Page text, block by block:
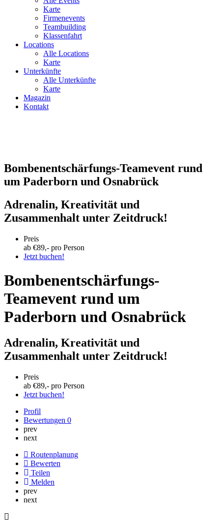
Karte
Firmenevents
Teambuilding
Klassenfahrt
Locations
Alle Locations
Karte
Unterkünfte
Alle Unterkünfte
Karte
Magazin
Kontakt
Bombenentschärfungs-Teamevent rund
um Paderborn und Osnabrück
Adrenalin, Kreativität und
Zusammenhalt unter Zeitdruck!
Preis
ab €89,- pro Person
Jetzt buchen!
Bombenentschärfungs-
Teamevent rund um
Paderborn und Osnabrück
Adrenalin, Kreativität und
Zusammenhalt unter Zeitdruck!
Preis
ab €89,- pro Person
Jetzt buchen!
Profil
Bewertungen 0
prev
next
Routenplanung
Bewerten
Teilen
Melden
prev
next